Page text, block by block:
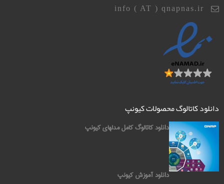
info ( AT ) qnapnas.ir
دانلود کاتالوگ محصولات کیونپ
دانلود کاتالوگ کامل مدلهای کیونپ
دانلود آموزش کیونپ